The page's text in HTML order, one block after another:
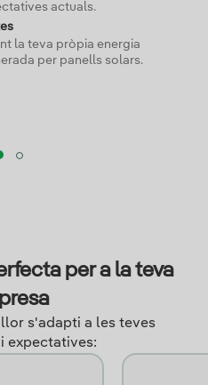
actuals.
la teva pròpia energia
per panells solars.
per a la teva
s'adapti a les teves
expectatives: